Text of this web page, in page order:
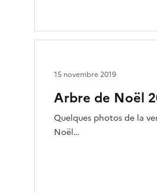
Arbre de Noël
Quelques photos de la
Noël…
15 novembre 2019